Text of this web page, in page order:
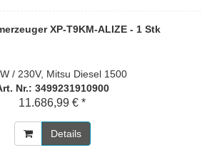
XP-T9KM-ALIZE - 1 Stk
/ 230V, Mitsu Diesel 1500
Nr.: 3499231910900
11.686,99 € *
Details